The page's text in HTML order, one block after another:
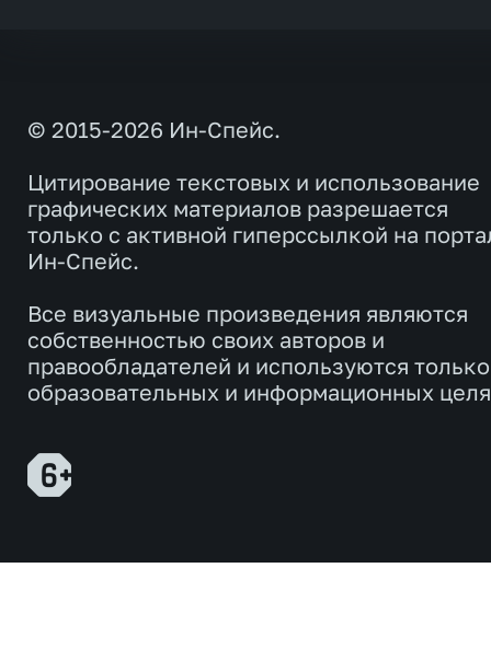
© 2015-2026 Ин-Спейс.
Цитирование текстовых и использование
графических материалов разрешается
только с активной гиперссылкой на
Ин-Спейс.
Все визуальные произведения являются
собственностью своих авторов и
правообладателей и используются
образовательных и информационных